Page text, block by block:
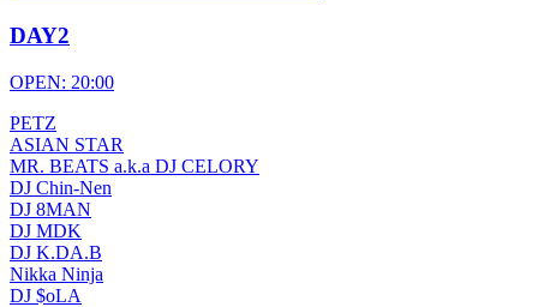
DAY2
OPEN: 20:00
PETZ
ASIAN STAR
MR. BEATS a.k.a DJ CELORY
DJ Chin-Nen
DJ 8MAN
DJ MDK
DJ K.DA.B
Nikka Ninja
DJ $oLA